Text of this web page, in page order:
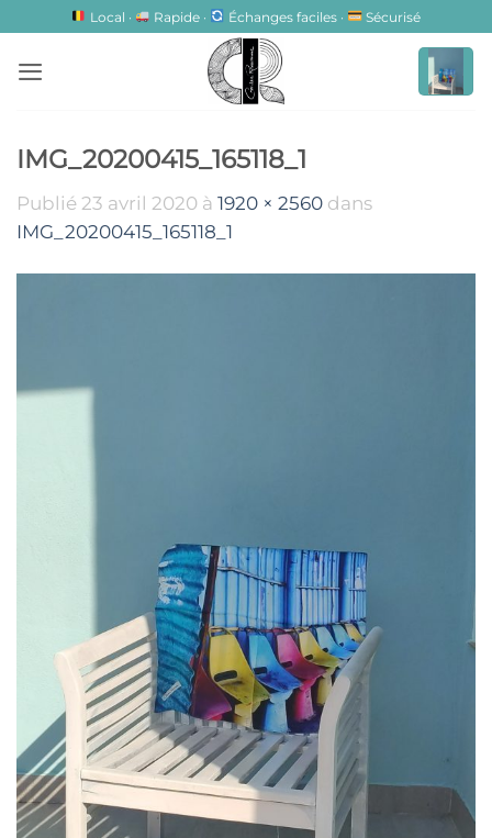
contenu
Local · Rapide · Échanges faciles · Sécurisé
IMG_20200415_165118_1
Publié 23 avril 2020 à 1920 × 2560 dans
IMG_20200415_165118_1